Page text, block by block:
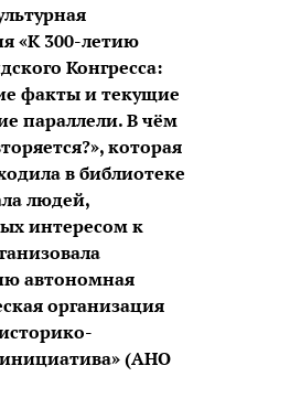
«К 300-летию
Конгресса:
факты и текущие
параллели. В чём
которая
в библиотеке
людей,
интересом к
автономная
организация
(АНО